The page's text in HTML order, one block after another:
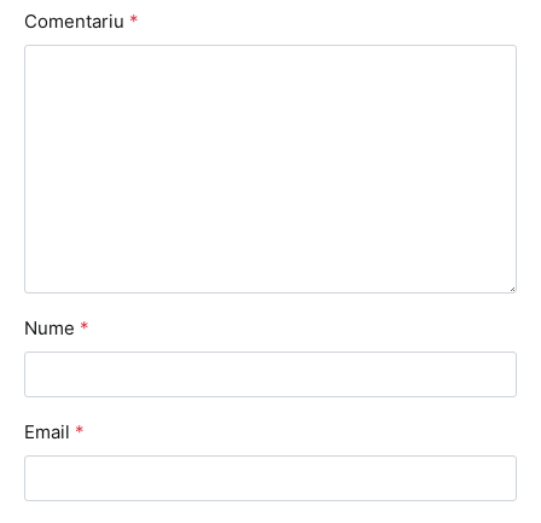
Comentariu *
Nume *
Email *